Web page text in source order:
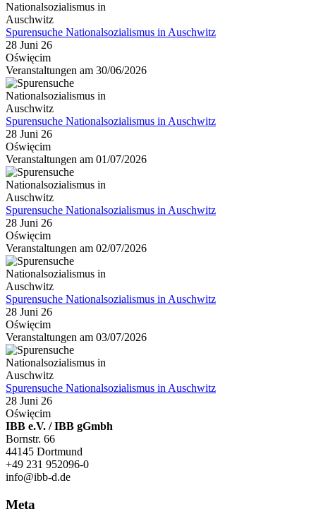
Spurensuche Nationalsozialismus in Auschwitz
28 Juni 26
Oświęcim
Veranstaltungen am 30/06/2026
Spurensuche Nationalsozialismus in Auschwitz
28 Juni 26
Oświęcim
Veranstaltungen am 01/07/2026
Spurensuche Nationalsozialismus in Auschwitz
28 Juni 26
Oświęcim
Veranstaltungen am 02/07/2026
Spurensuche Nationalsozialismus in Auschwitz
28 Juni 26
Oświęcim
Veranstaltungen am 03/07/2026
Spurensuche Nationalsozialismus in Auschwitz
28 Juni 26
Oświęcim
IBB e.V. / IBB gGmbh
Bornstr. 66
44145 Dortmund
+49 231 952096-0
info@ibb-d.de
Meta